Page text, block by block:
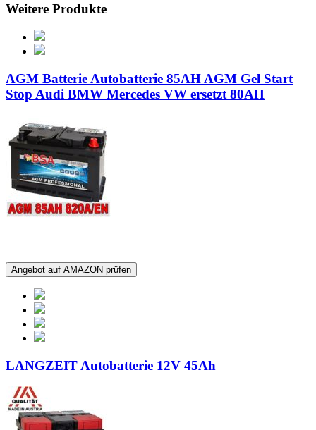
Weitere Produkte
AGM Batterie Autobatterie 85AH AGM Gel Start
Stop Audi BMW Mercedes VW ersetzt 80AH
Angebot auf AMAZON prüfen
LANGZEIT Autobatterie 12V 45Ah